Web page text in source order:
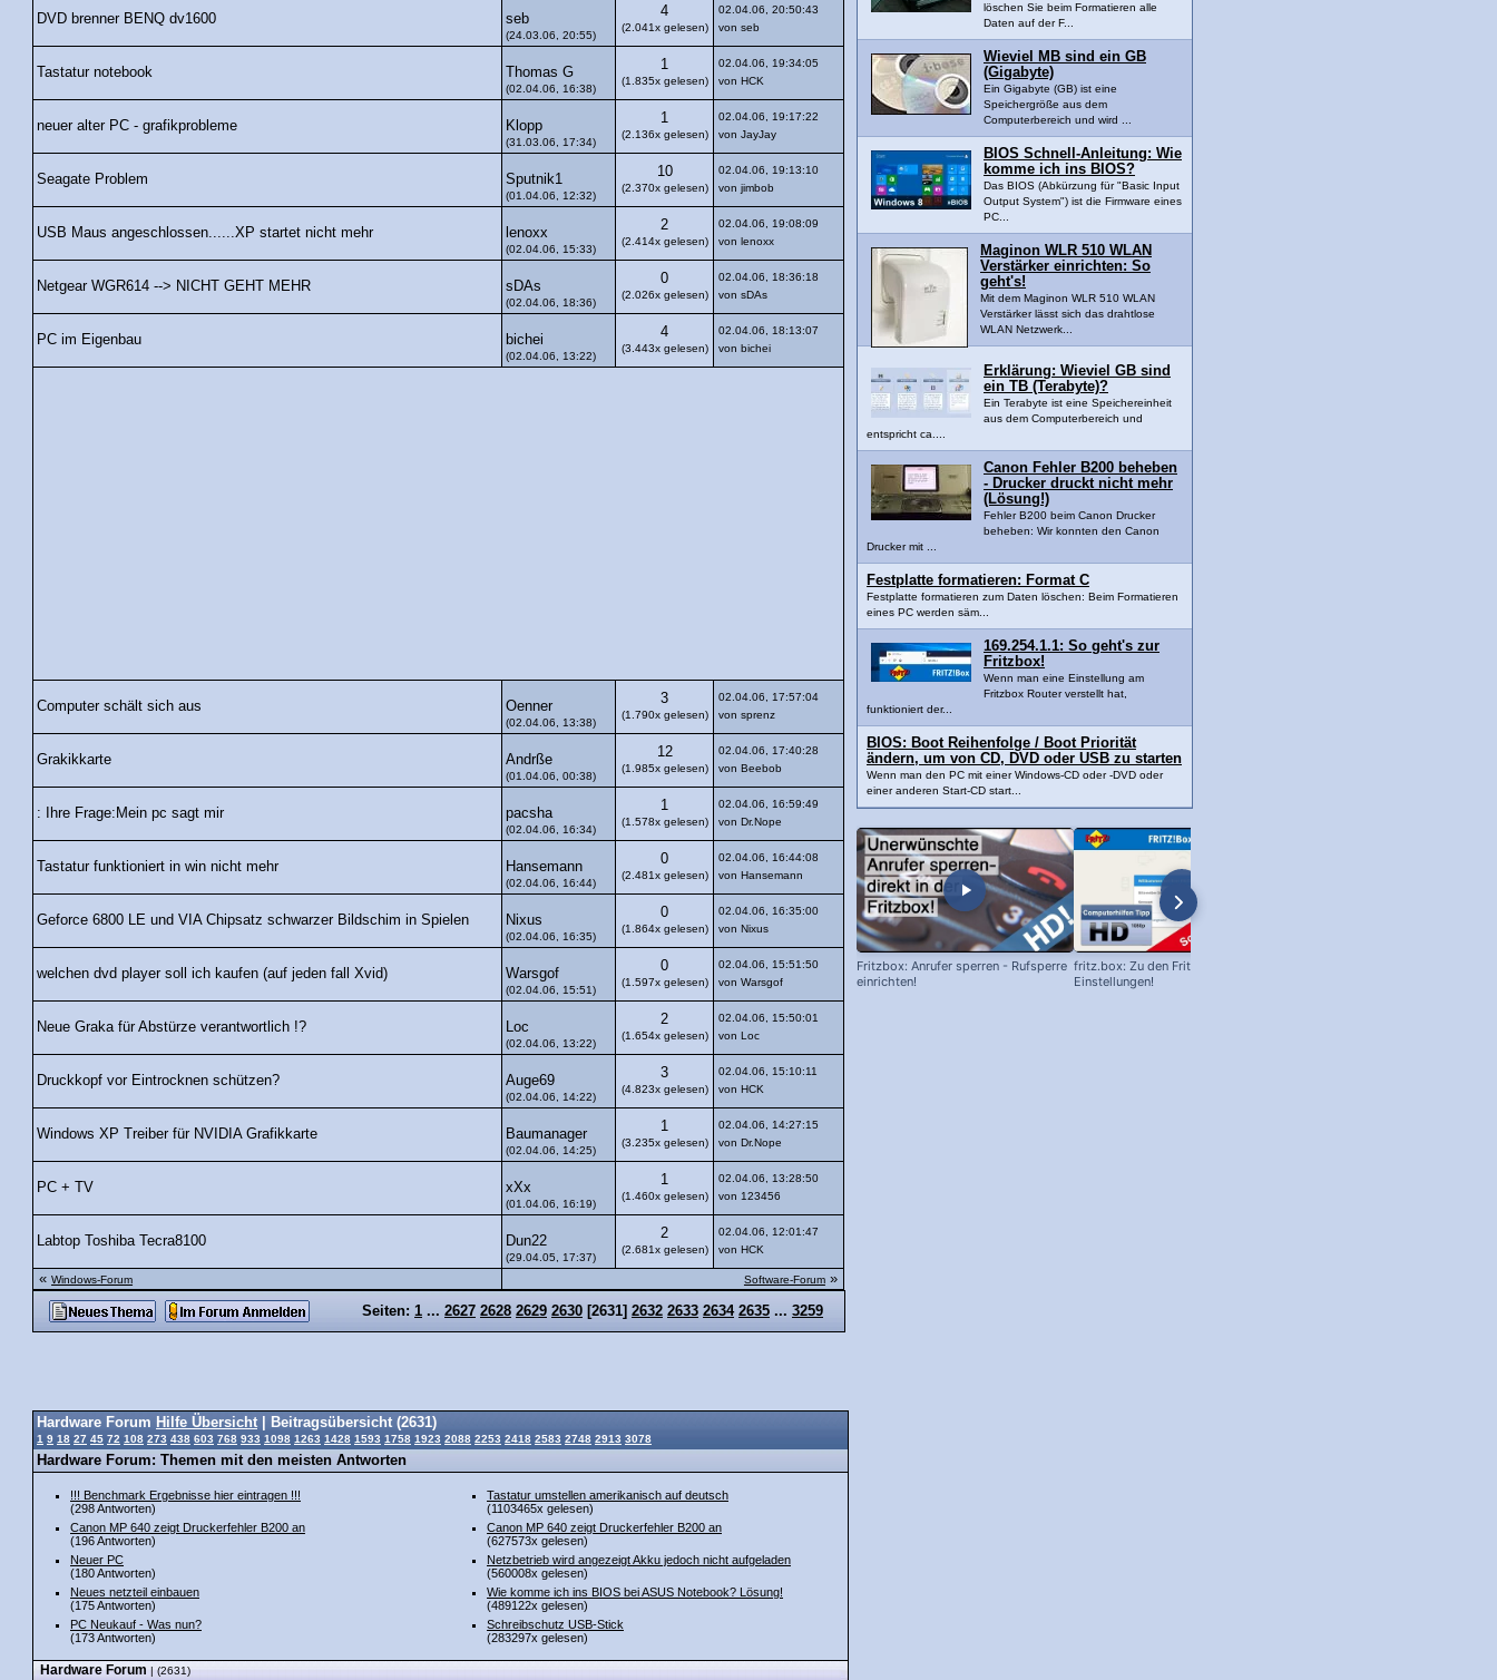
DVD brenner BENQ dv1600 seb
(24.03.06, 20:55)
4
(2.041x gelesen)
02.04.06, 20:50:43
von seb
Tastatur notebook Thomas G
(02.04.06, 16:38)
1
(1.835x gelesen)
02.04.06, 19:34:05
von HCK
neuer alter PC - grafikprobleme Klopp
(31.03.06, 17:34)
1
(2.136x gelesen)
02.04.06, 19:17:22
von JayJay
Seagate Problem Sputnik1
(01.04.06, 12:32)
10
(2.370x gelesen)
02.04.06, 19:13:10
von jimbob
USB Maus angeschlossen......XP startet nicht mehr lenoxx
(02.04.06, 15:33)
2
(2.414x gelesen)
02.04.06, 19:08:09
von lenoxx
Netgear WGR614 --> NICHT GEHT MEHR sDAs
(02.04.06, 18:36)
0
(2.026x gelesen)
02.04.06, 18:36:18
von sDAs
PC im Eigenbau bichei
(02.04.06, 13:22)
4
(3.443x gelesen)
02.04.06, 18:13:07
von bichei
Computer schält sich aus Oenner
(02.04.06, 13:38)
3
(1.790x gelesen)
02.04.06, 17:57:04
von sprenz
Grakikkarte Andrße
(01.04.06, 00:38)
12
(1.985x gelesen)
02.04.06, 17:40:28
von Beebob
: Ihre Frage:Mein pc sagt mir pacsha
(02.04.06, 16:34)
1
(1.578x gelesen)
02.04.06, 16:59:49
von Dr.Nope
Tastatur funktioniert in win nicht mehr Hansemann
(02.04.06, 16:44)
0
(2.481x gelesen)
02.04.06, 16:44:08
von Hansemann
Geforce 6800 LE und VIA Chipsatz schwarzer Bildschim in Spielen Nixus
(02.04.06, 16:35)
0
(1.864x gelesen)
02.04.06, 16:35:00
von Nixus
welchen dvd player soll ich kaufen (auf jeden fall Xvid) Warsgof
(02.04.06, 15:51)
0
(1.597x gelesen)
02.04.06, 15:51:50
von Warsgof
Neue Graka für Abstürze verantwortlich !? Loc
(02.04.06, 13:22)
2
(1.654x gelesen)
02.04.06, 15:50:01
von Loc
Druckkopf vor Eintrocknen schützen? Auge69
(02.04.06, 14:22)
3
(4.823x gelesen)
02.04.06, 15:10:11
von HCK
Windows XP Treiber für NVIDIA Grafikkarte Baumanager
(02.04.06, 14:25)
1
(3.235x gelesen)
02.04.06, 14:27:15
von Dr.Nope
PC + TV xXx
(01.04.06, 16:19)
1
(1.460x gelesen)
02.04.06, 13:28:50
von 123456
Labtop Toshiba Tecra8100 Dun22
(29.04.05, 17:37)
2
(2.681x gelesen)
02.04.06, 12:01:47
von HCK
«Windows-Forum Software-Forum»
löschen Sie beim Formatieren alle
Daten auf der F...
Wieviel MB sind ein GB
(Gigabyte)
Ein Gigabyte (GB) ist eine
Speichergröße aus dem
Computerbereich und wird ...
BIOS Schnell-Anleitung: Wie
komme ich ins BIOS?
Das BIOS (Abkürzung für "Basic Input
Output System") ist die Firmware eines
PC...
Maginon WLR 510 WLAN
Verstärker einrichten: So
geht's!
Mit dem Maginon WLR 510 WLAN
Verstärker lässt sich das drahtlose
WLAN Netzwerk...
Erklärung: Wieviel GB sind
ein TB (Terabyte)?
Ein Terabyte ist eine Speichereinheit
aus dem Computerbereich und
entspricht ca....
Canon Fehler B200 beheben
- Drucker druckt nicht mehr
(Lösung!)
Fehler B200 beim Canon Drucker
beheben: Wir konnten den Canon
Drucker mit ...
Festplatte formatieren: Format C
Festplatte formatieren zum Daten löschen: Beim Formatieren
eines PC werden säm...
169.254.1.1: So geht's zur
Fritzbox!
Wenn man eine Einstellung am
Fritzbox Router verstellt hat,
funktioniert der...
BIOS: Boot Reihenfolge / Boot Priorität
ändern, um von CD, DVD oder USB zu starten
Wenn man den PC mit einer Windows-CD oder -DVD oder
einer anderen Start-CD start...
Fritzbox: Anrufer sperren - Rufsperre
einrichten!
fritz.box: Zu den Fritz Box
Einstellungen!
Seiten: 1 ... 2627 2628 2629 2630 [2631] 2632 2633 2634 2635 ... 3259
Hardware Forum Hilfe Übersicht | Beitragsübersicht (2631)
1 9 18 27 45 72 108 273 438 603 768 933 1098 1263 1428 1593 1758 1923 2088 2253 2418 2583 2748 2913 3078
Hardware Forum: Themen mit den meisten Antworten
!!! Benchmark Ergebnisse hier eintragen !!!
(298 Antworten)
Canon MP 640 zeigt Druckerfehler B200 an
(196 Antworten)
Neuer PC
(180 Antworten)
Neues netzteil einbauen
(175 Antworten)
PC Neukauf - Was nun?
(173 Antworten)
Tastatur umstellen amerikanisch auf deutsch
(1103465x gelesen)
Canon MP 640 zeigt Druckerfehler B200 an
(627573x gelesen)
Netzbetrieb wird angezeigt Akku jedoch nicht aufgeladen
(560008x gelesen)
Wie komme ich ins BIOS bei ASUS Notebook? Lösung!
(489122x gelesen)
Schreibschutz USB-Stick
(283297x gelesen)
Hardware Forum | (2631)